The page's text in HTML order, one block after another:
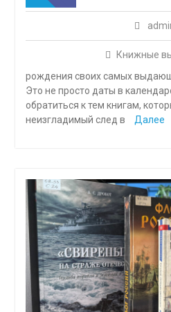
Книжные
рождения своих самых
Это не просто даты в
обратиться к тем книгам,
неизгладимый след в
Далее